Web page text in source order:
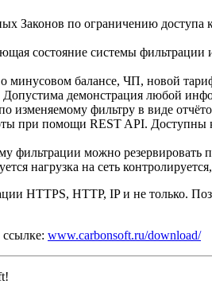
Законов по ограничению доступа
состояние системы
балансе, ЧП, новой
Допустима демонстрация любой
изменяемому фильтру в виде
при помощи REST API.
фильтрации можно резервировать
нагрузка на сеть
HTTPS, HTTP, IP и не только.
www.carbonsoft.ru/download/